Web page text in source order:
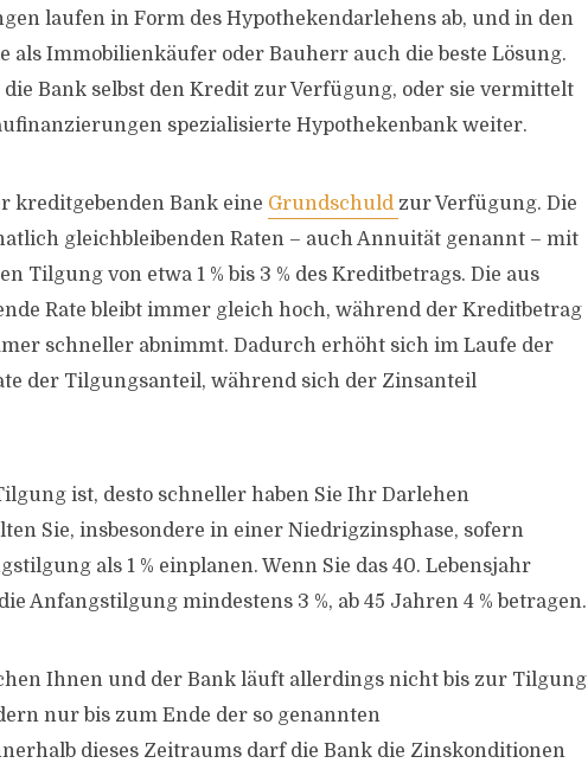
laufen in Form des Hypothekendarlehens ab, und in den
als Immobilienkäufer oder Bauherr auch die beste Lösung.
Bank selbst den Kredit zur Verfügung, oder sie vermittelt
spezialisierte Hypothekenbank weiter.
kreditgebenden Bank eine Grundschuld zur Verfügung. Die
gleichbleibenden Raten – auch Annuität genannt – mit
Tilgung von etwa 1 % bis 3 % des Kreditbetrags. Die aus
Rate bleibt immer gleich hoch, während der Kreditbetrag
schneller abnimmt. Dadurch erhöht sich im Laufe der
der Tilgungsanteil, während sich der Zinsanteil
ist, desto schneller haben Sie Ihr Darlehen
Sie, insbesondere in einer Niedrigzinsphase, sofern
als 1 % einplanen. Wenn Sie das 40. Lebensjahr
Anfangstilgung mindestens 3 %, ab 45 Jahren 4 % betragen.
Ihnen und der Bank läuft allerdings nicht bis zur Tilgung
nur bis zum Ende der so genannten
dieses Zeitraums darf die Bank die Zinskonditionen